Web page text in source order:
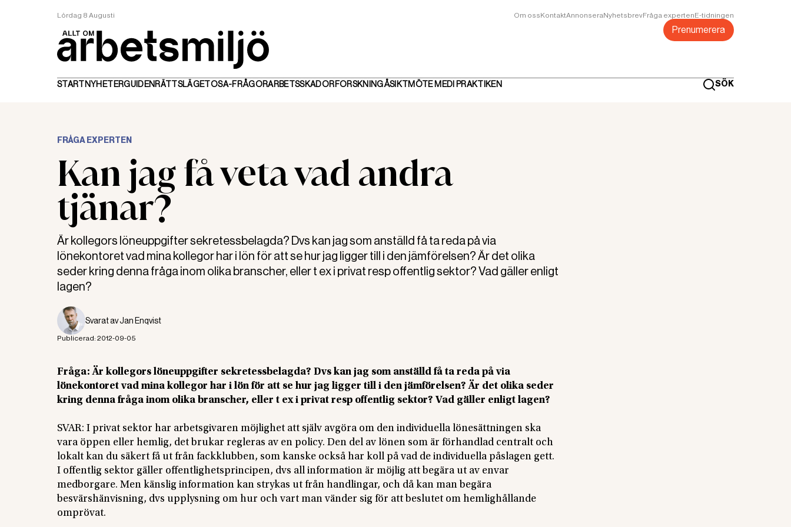
Lördag 8 Augusti Om ossKontaktAnnonseraNyhetsbrevFråga expertenE-tidningen
Prenumerera
STARTNYHETERGUIDEN RÄTTSLÄGETOSA-FRÅGORARBETSSKADORFORSKNINGÅSIKTMÖTE MED I PRAKTIKEN SÖK
FRÅGA EXPERTEN
Kan jag få veta vad andra
tjänar?
Är kollegors löneuppgifter sekretessbelagda? Dvs kan jag som anställd få ta reda på via
lönekontoret vad mina kollegor har i lön för att se hur jag ligger till i den jämförelsen? Är det olika
seder kring denna fråga inom olika branscher, eller t ex i privat resp offentlig sektor? Vad gäller enligt
lagen?
Svarat avJan Enqvist
Publicerad: 2012-09-05
Fråga: Är kollegors löneuppgifter sekretessbelagda? Dvs kan jag som anställd få ta reda på via
lönekontoret vad mina kollegor har i lön för att se hur jag ligger till i den jämförelsen? Är det olika seder
kring denna fråga inom olika branscher, eller t ex i privat resp offentlig sektor? Vad gäller enligt lagen?
SVAR: I privat sektor har arbetsgivaren möjlighet att själv avgöra om den individuella lönesättningen ska
vara öppen eller hemlig, det brukar regleras av en policy. Den del av lönen som är förhandlad centralt och
lokalt kan du säkert få ut från fackklubben, som kanske också har koll på vad de individuella påslagen gett.
I offentlig sektor gäller offentlighetsprincipen, dvs all information är möjlig att begära ut av envar
medborgare. Men känslig information kan strykas ut från handlingar, och då kan man begära
besvärshänvisning, dvs upplysning om hur och vart man vänder sig för att beslutet om hemlighållande
omprövat.